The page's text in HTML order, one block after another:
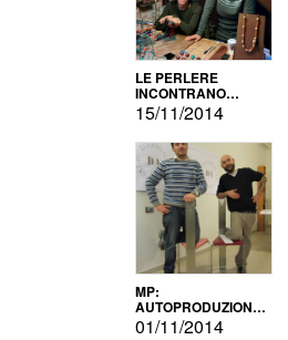
LE PERLERE
INCONTRANO
L'AUTOPRODUZIONE
15/11/2014
MP:
AUTOPRODUZIONE
E INNOVAZIONE
01/11/2014